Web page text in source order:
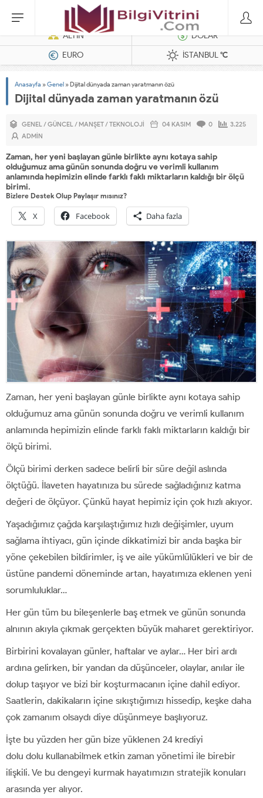
Dizel Jeneratörler
ALTIN
DOLAR
EURO
İSTANBUL°C
Anasayfa »Genel »Dijital dünyada zaman yaratmanın özü
Dijital dünyada zaman yaratmanın özü
GENEL/GÜNCEL/ MANŞET/TEKNOLOJI 04 KASIM 0
3.225
ADMIN
Zaman, her yeni başlayan günle birlikte aynı kotaya sahip
olduğumuz ama günün sonunda doğru ve verimli kullanım
anlamında hepimizin elinde farklı faklı miktarların kaldığı bir ölçü
birimi.
Bizlere Destek Olup Paylaşır mısınız?
X Facebook Daha fazla
Zaman, her yeni başlayan günle birlikte aynı kotaya sahip
olduğumuz ama günün sonunda doğru ve verimli kullanım
anlamında hepimizin elinde farklı faklı miktarların kaldığı bir
ölçü birimi.
Ölçü birimi derken sadece belirli bir süre değil aslında
ölçtüğü. İlaveten hayatınıza bu sürede sağladığınız katma
değeri de ölçüyor. Çünkü hayat hepimiz için çok hızlı akıyor.
Yaşadığımız çağda karşılaştığımız hızlı değişimler, uyum
sağlama ihtiyacı, gün içinde dikkatimizi bir anda başka bir
yöne çekebilen bildirimler, iş ve aile yükümlülükleri ve bir de
üstüne pandemi döneminde artan, hayatımıza eklenen yeni
sorumluluklar…
Her gün tüm bu bileşenlerle baş etmek ve günün sonunda
alnının akıyla çıkmak gerçekten büyük maharet gerektiriyor.
Birbirini kovalayan günler, haftalar ve aylar… Her biri ardı
ardına gelirken, bir yandan da düşünceler, olaylar, anılar ile
dolup taşıyor ve bizi bir koşturmacanın içine dahil ediyor.
Saatlerin, dakikaların içine sıkıştığımızı hissedip, keşke daha
çok zamanım olsaydı diye düşünmeye başlıyoruz.
İşte bu yüzden her gün bize yüklenen 24 krediyi
dolu dolu kullanabilmek etkin zaman yönetimi ile birebir
ilişkili. Ve bu dengeyi kurmak hayatımızın stratejik konuları
arasında yer alıyor.